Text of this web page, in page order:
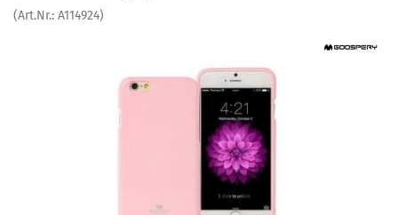
(Art.Nr.: A114924)